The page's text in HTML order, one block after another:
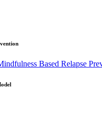
Based Relapse